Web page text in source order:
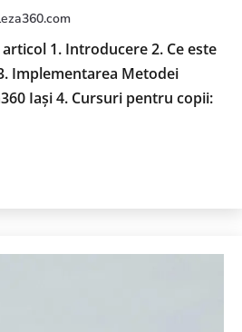
1. Introducere 2. Ce este
Implementarea Metodei
Iași 4. Cursuri pentru copii: